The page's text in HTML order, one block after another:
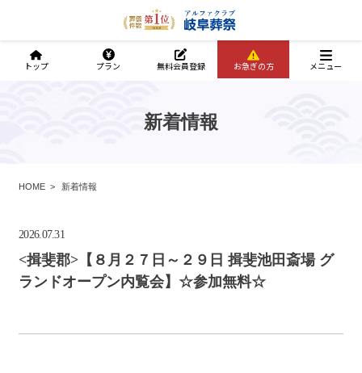
新着情報
HOME 新着情報
2026.07.31
<揖斐郡>【８月２７日～２９日 揖斐池田斎場 グ
ランドオープン内覧会】☆参加無料☆
トップ プラン 無料会員登録 お急ぎの方 メニュー